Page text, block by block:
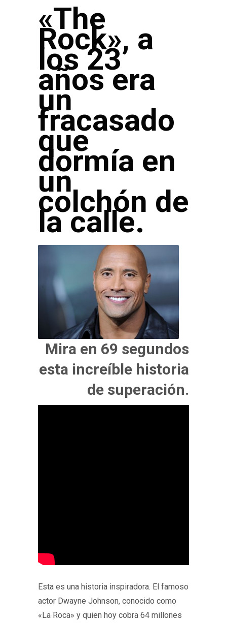
«The
Rock», a
los 23
años era
un
fracasado
que
dormía en
un
colchón de
la calle.
Mira en 69 segundos
esta increíble historia
de superación.
Esta es una historia inspiradora. El famoso
actor Dwayne Johnson, conocido como
«La Roca» y quien hoy cobra 64 millones